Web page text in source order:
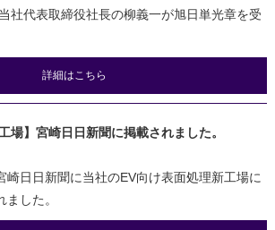
社代表取締役社長の柳義一が旭日単光章を受
詳細はこちら
場】宮崎日日新聞に掲載されました。
崎日日新聞に当社のEV向け表面処理新工場に
した。